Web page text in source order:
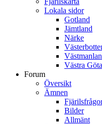
Lokala sidor
Gotland
Jämtland
Närke
Västra
Forum
Översikt
Ämnen
Bilder
Allmänt